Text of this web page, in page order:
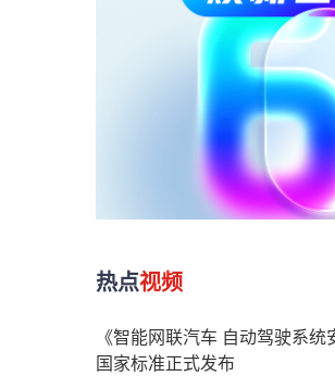
热点视频
《智能网联汽车 自动驾驶系
国家标准正式发布